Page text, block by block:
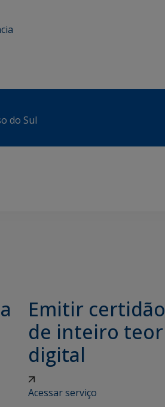
do Sul
Emitir certidão
de inteiro teor
digital
Acessar serviço